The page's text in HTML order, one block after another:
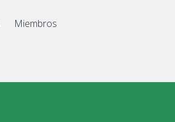
Miembros